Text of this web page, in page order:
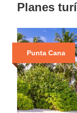
Planes
Punta Cana